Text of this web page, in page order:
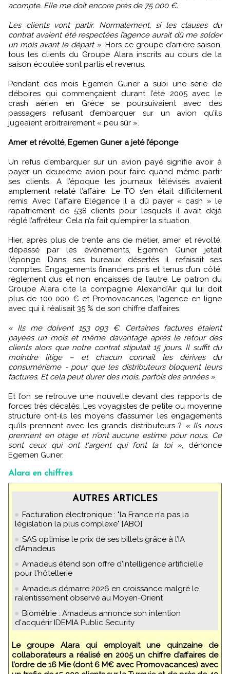
acompte. Elle me doit encore près de 75 000 €.
Les clients vont partir. Normalement, si les clauses du
contrat avaient été respectées l’agence aurait dû me solder
un mois avant le départ ». Hors ce groupe d’arrière saison,
tous les clients du Groupe Alara inscrits au cours de la
saison écoulée sont partis et revenus.
Pendant des mois Egemen Guner a subi une série de
déboires qui commençaient durant l’été 2005 avec le
crash aérien en Grèce se poursuivaient avec des
passagers refusant d’embarquer sur un avion qu’ils
jugeaient arbitrairement « peu sûr ».
Amer et révolté, Egemen Guner a jeté l’éponge
Un refus d’embarquer sur un avion payé signifie avoir à
payer un deuxième avion pour faire quand même partir
ses clients. A l’époque les journaux télévisés avaient
amplement relaté l’affaire. Le TO s’en était difficilement
remis. Avec l'affaire Elégance il a dû payer « cash » le
rapatriement de 538 clients pour lesquels il avait déjà
réglé l’affréteur. Cela n’a fait qu’empirer la situation.
Hier, après plus de trente ans de métier, amer et révolté,
dépassé par les événements, Egemen Guner jetait
l’éponge. Dans ses bureaux désertés il refaisait ses
comptes. Engagements financiers pris et tenus d’un côté,
règlement dus et non encaissés de l’autre. Le patron du
Groupe Alara cite la compagnie Alexand’Air qui lui doit
plus de 100 000 € et Promovacances, l’agence en ligne
avec qui il réalisait 35 % de son chiffre d’affaires.
« Ils me doivent 153 093 €. Certaines factures étaient
payées un mois et même davantage après le retour des
clients alors que notre contrat stipulait 15 jours. Il suffit du
moindre litige – et chacun connaît les dérives du
consumérisme - pour que les distributeurs bloquent leurs
factures. Et cela peut durer des mois, parfois des années ».
Et l’on se retrouve une nouvelle devant des rapports de
forces très décalés. Les voyagistes de petite ou moyenne
structure ont-ils les moyens d’assumer les engagements
qu’ils prennent avec les grands distributeurs ? « Ils nous
prennent en otage et n’ont aucune estime pour nous. Ce
sont ceux qui ont l'argent qui font la loi », dénonce
Egemen Guner.
Alara en chiffres
AUTRES ARTICLES
Facturation électronique : "la France n’a pas la
législation la plus complexe" [ABO]
SAS optimise le prix de ses billets grâce à l’IA
d’Amadeus
Amadeus étend son offre d'intelligence artificielle
pour l'hôtellerie
Amadeus démarre 2026 en croissance malgré le
ralentissement observé au Moyen-Orient
Biométrie : Amadeus annonce son intention
d'acquérir IDEMIA Public Security
Le groupe Alara qui employait une quinzaine de
collaborateurs a réalisé en 2005 un chiffre d’affaires de
l’ordre de 16 Mie (dont 6 M€ avec Promovacances) avec